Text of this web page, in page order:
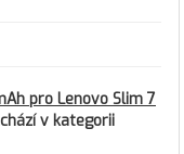
pro Lenovo Slim 7
v kategorii